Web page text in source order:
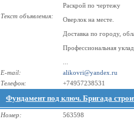
Текст объявления:
Раскрой по чертежу
Оверлок на месте.
Доставка по городу,
Профессиональная
E-mail:
alikovri@yandex.ru
Телефон:
+74957238531
Фундамент под ключ. Бригада
Номер:
563598